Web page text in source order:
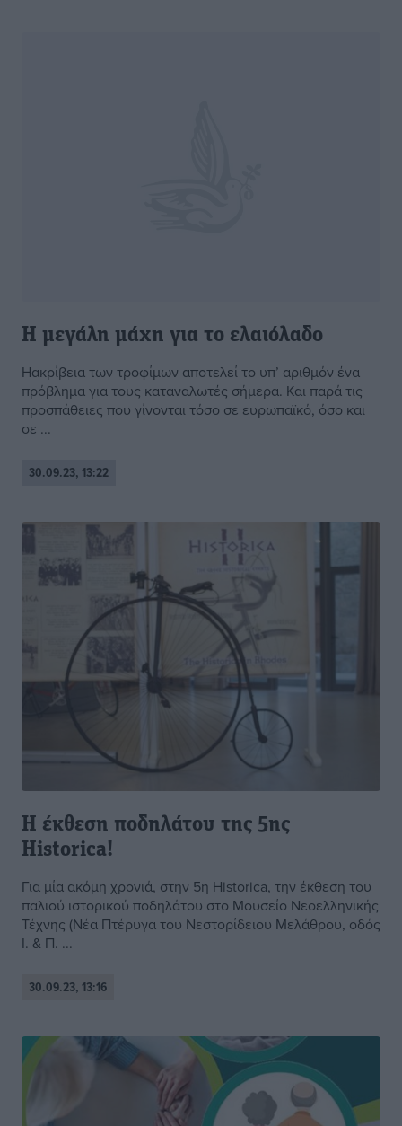
Η μεγάλη μάχη για το ελαιόλαδο
Ηακρίβεια των τροφίμων αποτελεί το υπ’ αριθμόν ένα
πρόβλημα για τους καταναλωτές σήμερα. Και παρά τις
προσπάθειες που γίνονται τόσο σε ευρωπαϊκό, όσο και
σε ...
30.09.23, 13:22
Η έκθεση ποδηλάτου της 5ης
Historica!
Για μία ακόμη χρονιά, στην 5η Historica, την έκθεση του
παλιού ιστορικού ποδηλάτου στο Μουσείο Νεοελληνικής
Τέχνης (Νέα Πτέρυγα του Νεστορίδειου Μελάθρου, οδός
Ι. & Π. ...
30.09.23, 13:16